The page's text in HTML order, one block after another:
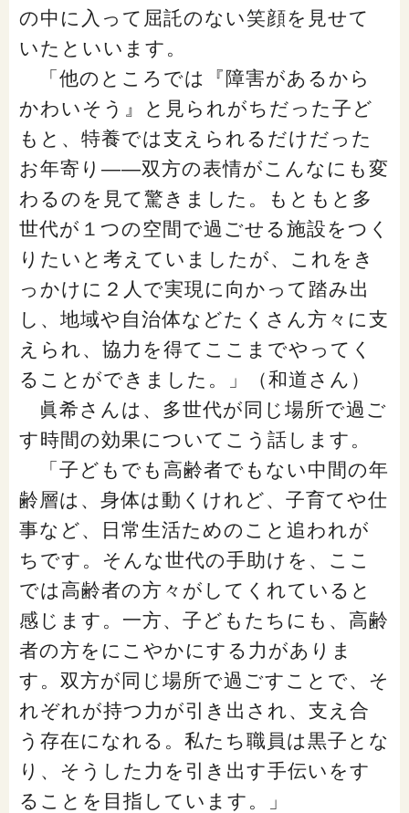
の中に入って屈託のない笑顔を見せて
いたといいます。
「他のところでは『障害があるから
かわいそう』と見られがちだった子ど
もと、特養では支えられるだけだった
お年寄り――双方の表情がこんなにも変
わるのを見て驚きました。もともと多
世代が１つの空間で過ごせる施設をつく
りたいと考えていましたが、これをき
っかけに２人で実現に向かって踏み出
し、地域や自治体などたくさん方々に支
えられ、協力を得てここまでやってく
ることができました。」（和道さん）
眞希さんは、多世代が同じ場所で過ご
す時間の効果についてこう話します。
「子どもでも高齢者でもない中間の年
齢層は、身体は動くけれど、子育てや仕
事など、日常生活ためのこと追われが
ちです。そんな世代の手助けを、ここ
では高齢者の方々がしてくれていると
感じます。一方、子どもたちにも、高齢
者の方をにこやかにする力がありま
す。双方が同じ場所で過ごすことで、そ
れぞれが持つ力が引き出され、支え合
う存在になれる。私たち職員は黒子とな
り、そうした力を引き出す手伝いをす
ることを目指しています。」